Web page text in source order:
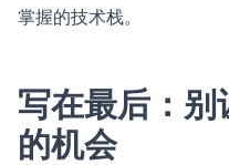
掌握的技术栈。
写在最后：
的机会